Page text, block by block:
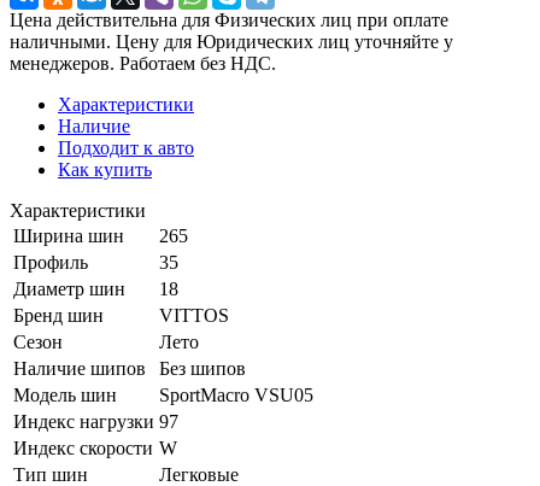
Цена действительна для Физических лиц при оплате
наличными. Цену для Юридических лиц уточняйте у
менеджеров. Работаем без НДС.
Характеристики
Наличие
Подходит к авто
Как купить
Характеристики
Ширина шин
265
Профиль
35
Диаметр шин
18
Бренд шин
VITTOS
Сезон
Лето
Наличие шипов
Без шипов
Модель шин
SportMacro VSU05
Индекс нагрузки 97
Индекс скорости W
Тип шин
Легковые